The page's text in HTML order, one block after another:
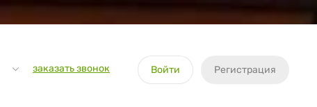
заказать звонок Войти Регистрация